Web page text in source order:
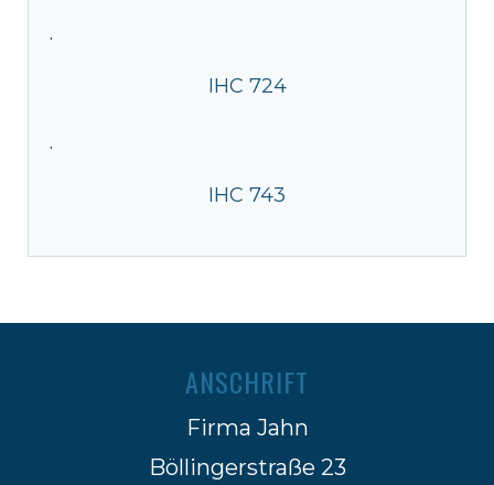
·
IHC 724
·
IHC 743
ANSCHRIFT
Firma Jahn
Böllingerstraße 23